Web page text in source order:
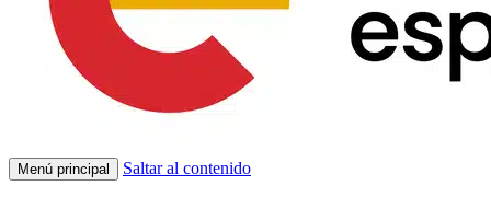
Menú principal Saltar al contenido